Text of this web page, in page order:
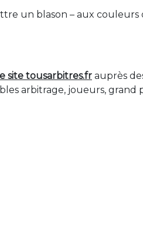
un blason – aux couleurs
site tousarbitres.fr auprès
arbitrage, joueurs, grand